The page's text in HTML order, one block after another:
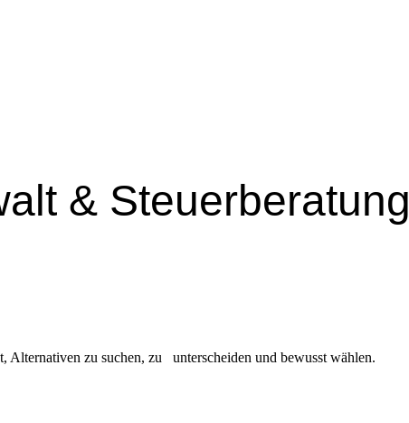
& Steuerberatung
zu suchen, zu unterscheiden und bewusst wählen.